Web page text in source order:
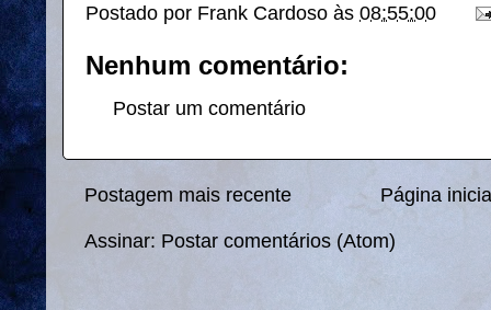
Postado por Frank Cardoso às 08:55:00
Nenhum comentário:
Postar um comentário
Postagem mais recente Página
Assinar: Postar comentários (Atom)